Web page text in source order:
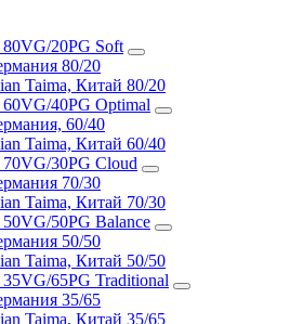
20PG Soft
80/20
Taima, Китай 80/20
40PG Optimal
60/40
Taima, Китай 60/40
30PG Cloud
70/30
Taima, Китай 70/30
50PG Balance
50/50
Taima, Китай 50/50
65PG Traditional
35/65
Taima, Китай 35/65